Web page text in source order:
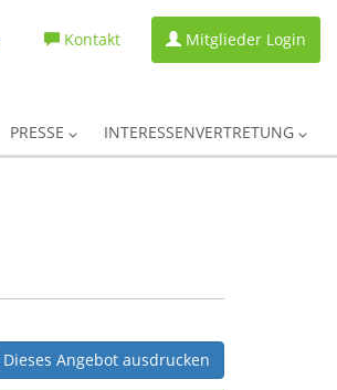
Kontakt Mitglieder Login
PRESSE INTERESSENVERTRETUNG
Dieses Angebot ausdrucken